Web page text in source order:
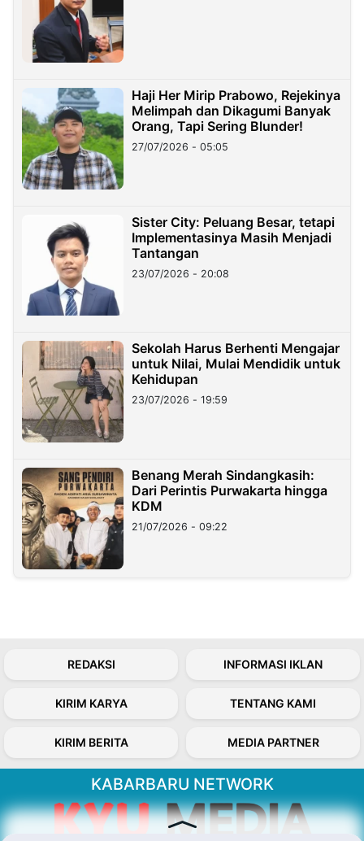
Haji Her Mirip Prabowo, Rejekinya
Melimpah dan Dikagumi Banyak
Orang, Tapi Sering Blunder!
27/07/2026 - 05:05
Sister City: Peluang Besar, tetapi
Implementasinya Masih Menjadi
Tantangan
23/07/2026 - 20:08
Sekolah Harus Berhenti Mengajar
untuk Nilai, Mulai Mendidik untuk
Kehidupan
23/07/2026 - 19:59
Benang Merah Sindangkasih:
Dari Perintis Purwakarta hingga
KDM
21/07/2026 - 09:22
REDAKSI INFORMASI IKLAN
KIRIM KARYA TENTANG KAMI
KIRIM BERITA MEDIA PARTNER
KABARBARU NETWORK